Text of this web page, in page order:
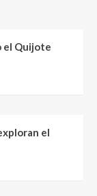
el Quijote
el